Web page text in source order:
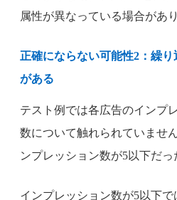
属性が異なっている場合があり
正確にならない可能性2：繰
がある
テスト例では各広告のインプ
数について触れられていませ
ンプレッション数が5以下だっ
インプレッション数が5以下で